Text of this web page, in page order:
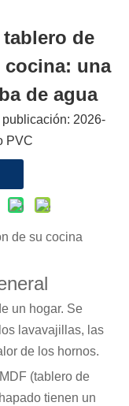
de
cocina: una
de agua
2026-
PVC
de su cocina
un hogar. Se
lavavajillas, las
de los hornos.
(tablero de
tienen un